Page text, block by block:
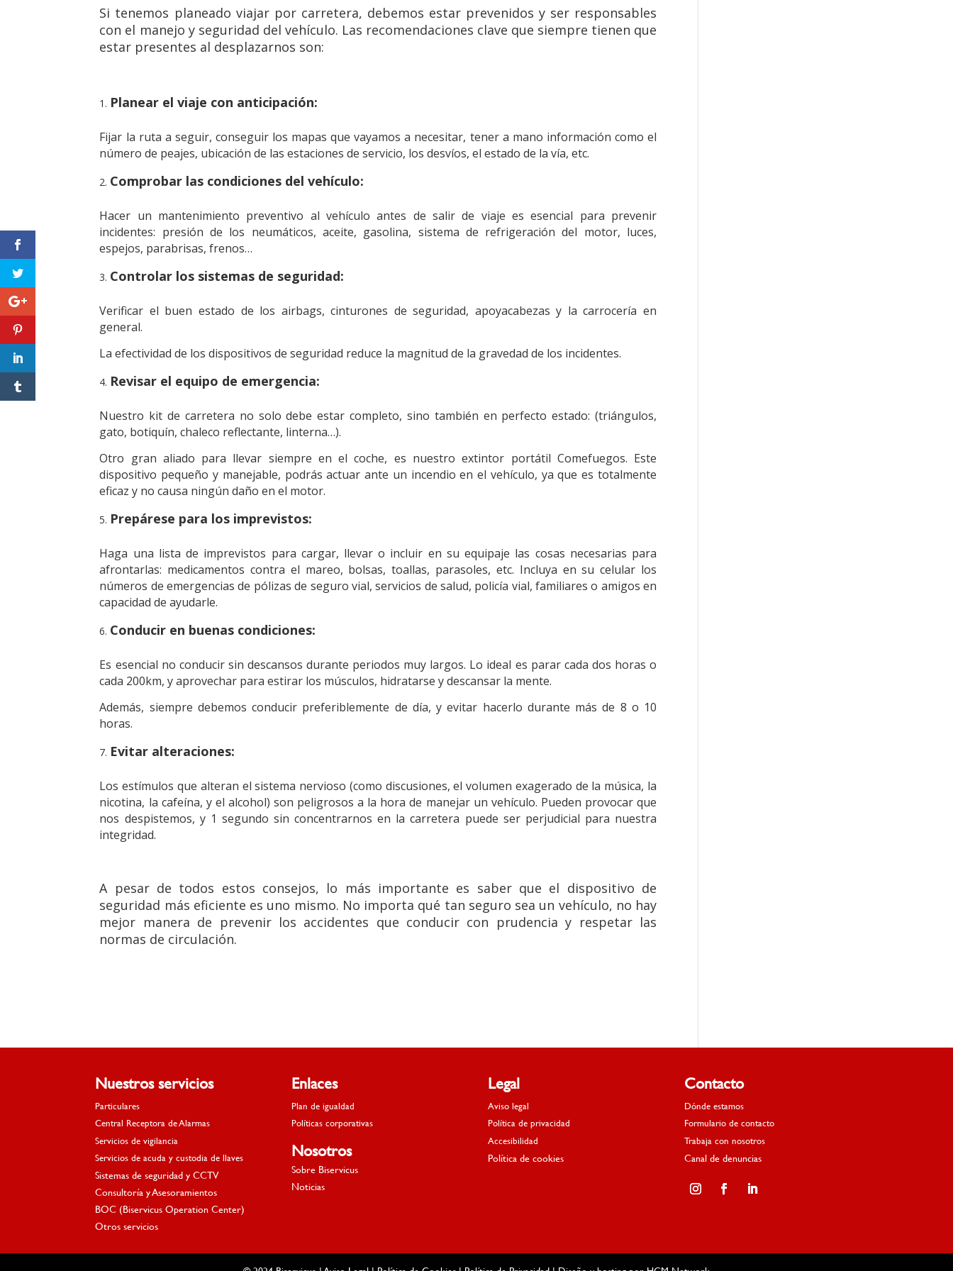
Si tenemos planeado viajar por carretera, debemos estar prevenidos y ser responsables
con el manejo y seguridad del vehículo. Las recomendaciones clave que siempre tienen que
estar presentes al desplazarnos son:
Planear el viaje con anticipación:
Fijar la ruta a seguir, conseguir los mapas que vayamos a necesitar, tener a mano información como el
número de peajes, ubicación de las estaciones de servicio, los desvíos, el estado de la vía, etc.
Comprobar las condiciones del vehículo:
Hacer un mantenimiento preventivo al vehículo antes de salir de viaje es esencial para prevenir
incidentes: presión de los neumáticos, aceite, gasolina, sistema de refrigeración del motor, luces,
espejos, parabrisas, frenos…
Controlar los sistemas de seguridad:
Verificar el buen estado de los airbags, cinturones de seguridad, apoyacabezas y la carrocería en
general.
La efectividad de los dispositivos de seguridad reduce la magnitud de la gravedad de los incidentes.
Revisar el equipo de emergencia:
Nuestro kit de carretera no solo debe estar completo, sino también en perfecto estado: (triángulos,
gato, botiquín, chaleco reflectante, linterna…).
Otro gran aliado para llevar siempre en el coche, es nuestro extintor portátil Comefuegos. Este
dispositivo pequeño y manejable, podrás actuar ante un incendio en el vehículo, ya que es totalmente
eficaz y no causa ningún daño en el motor.
Prepárese para los imprevistos:
Haga una lista de imprevistos para cargar, llevar o incluir en su equipaje las cosas necesarias para
afrontarlas: medicamentos contra el mareo, bolsas, toallas, parasoles, etc. Incluya en su celular los
números de emergencias de pólizas de seguro vial, servicios de salud, policía vial, familiares o amigos en
capacidad de ayudarle.
Conducir en buenas condiciones:
Es esencial no conducir sin descansos durante periodos muy largos. Lo ideal es parar cada dos horas o
cada 200km, y aprovechar para estirar los músculos, hidratarse y descansar la mente.
Además, siempre debemos conducir preferiblemente de día, y evitar hacerlo durante más de 8 o 10
horas.
Evitar alteraciones:
Los estímulos que alteran el sistema nervioso (como discusiones, el volumen exagerado de la música, la
nicotina, la cafeína, y el alcohol) son peligrosos a la hora de manejar un vehículo. Pueden provocar que
nos despistemos, y 1 segundo sin concentrarnos en la carretera puede ser perjudicial para nuestra
integridad.
A pesar de todos estos consejos, lo más importante es saber que el dispositivo de
seguridad más eficiente es uno mismo. No importa qué tan seguro sea un vehículo, no hay
mejor manera de prevenir los accidentes que conducir con prudencia y respetar las
normas de circulación.
Nuestros servicios
Particulares
Central Receptora de Alarmas
Servicios de vigilancia
Servicios de acuda y custodia de llaves
Sistemas de seguridad y CCTV
Consultoría y Asesoramientos
BOC (Biservicus Operation Center)
Otros servicios
Enlaces
Plan de igualdad
Políticas corporativas
Nosotros
Sobre Biservicus
Noticias
Legal
Aviso legal
Política de privacidad
Accesibilidad
Política de cookies
Contacto
Dónde estamos
Formulario de contacto
Trabaja con nosotros
Canal de denuncias
Facebook
LinkedIn Tumblr